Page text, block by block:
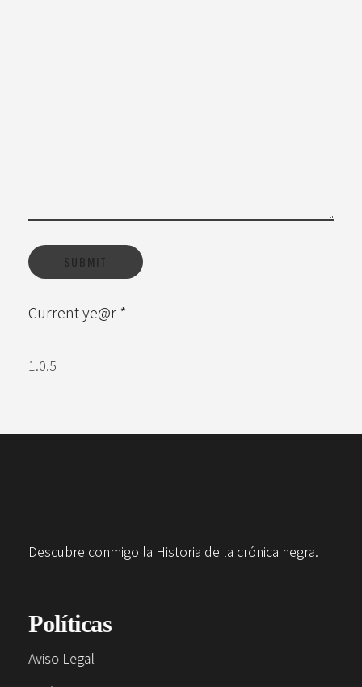
Current ye@r *
Descubre conmigo la Historia de la crónica negra.
Políticas
Aviso Legal